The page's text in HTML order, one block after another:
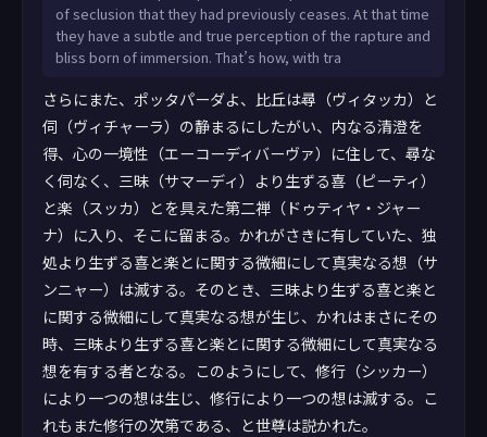
of seclusion that they had previously ceases. At that time
they have a subtle and true perception of the rapture and
bliss born of immersion. That’s how, with tra
さらにまた、ポッタパーダよ、比丘は尋（ヴィタッカ）と
伺（ヴィチャーラ）の静まるにしたがい、内なる清澄を
得、心の一境性（エーコーディバーヴァ）に住して、尋な
く伺なく、三昧（サマーディ）より生ずる喜（ピーティ）
と楽（スッカ）とを具えた第二禅（ドゥティヤ・ジャー
ナ）に入り、そこに留まる。かれがさきに有していた、独
処より生ずる喜と楽とに関する微細にして真実なる想（サ
ンニャー）は滅する。そのとき、三昧より生ずる喜と楽と
に関する微細にして真実なる想が生じ、かれはまさにその
時、三昧より生ずる喜と楽とに関する微細にして真実なる
想を有する者となる。このようにして、修行（シッカー）
により一つの想は生じ、修行により一つの想は滅する。こ
れもまた修行の次第である、と世尊は説かれた。